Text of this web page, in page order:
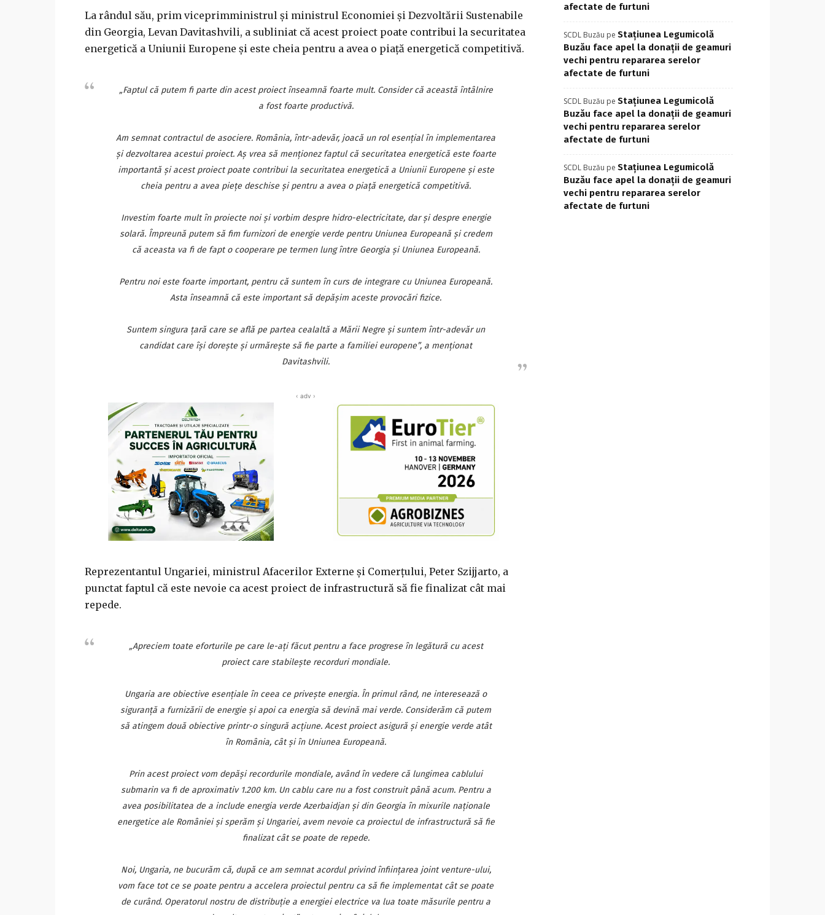
La rândul său, prim viceprimministrul şi ministrul Economiei şi Dezvoltării Sustenabile
din Georgia, Levan Davitashvili, a subliniat că acest proiect poate contribui la securitatea
energetică a Uniunii Europene şi este cheia pentru a avea o piaţă energetică competitivă.
„Faptul că putem fi parte din acest proiect înseamnă foarte mult. Consider că această întâlnire
a fost foarte productivă.
Am semnat contractul de asociere. România, într-adevăr, joacă un rol esenţial în implementarea
şi dezvoltarea acestui proiect. Aş vrea să menţionez faptul că securitatea energetică este foarte
importantă şi acest proiect poate contribui la securitatea energetică a Uniunii Europene şi este
cheia pentru a avea pieţe deschise şi pentru a avea o piaţă energetică competitivă.
Investim foarte mult în proiecte noi şi vorbim despre hidro-electricitate, dar şi despre energie
solară. Împreună putem să fim furnizori de energie verde pentru Uniunea Europeană şi credem
că aceasta va fi de fapt o cooperare pe termen lung între Georgia şi Uniunea Europeană.
Pentru noi este foarte important, pentru că suntem în curs de integrare cu Uniunea Europeană.
Asta înseamnă că este important să depăşim aceste provocări fizice.
Suntem singura ţară care se află pe partea cealaltă a Mării Negre şi suntem într-adevăr un
candidat care îşi doreşte şi urmăreşte să fie parte a familiei europene”, a menţionat
Davitashvili.
‹ adv ›
Reprezentantul Ungariei, ministrul Afacerilor Externe şi Comerţului, Peter Szijjarto, a
punctat faptul că este nevoie ca acest proiect de infrastructură să fie finalizat cât mai
repede.
„Apreciem toate eforturile pe care le-aţi făcut pentru a face progrese în legătură cu acest
proiect care stabileşte recorduri mondiale.
Ungaria are obiective esenţiale în ceea ce priveşte energia. În primul rând, ne interesează o
siguranţă a furnizării de energie şi apoi ca energia să devină mai verde. Considerăm că putem
să atingem două obiective printr-o singură acţiune. Acest proiect asigură şi energie verde atât
în România, cât şi în Uniunea Europeană.
Prin acest proiect vom depăşi recordurile mondiale, având în vedere că lungimea cablului
submarin va fi de aproximativ 1.200 km. Un cablu care nu a fost construit până acum. Pentru a
avea posibilitatea de a include energia verde Azerbaidjan şi din Georgia în mixurile naţionale
energetice ale României şi sperăm şi Ungariei, avem nevoie ca proiectul de infrastructură să fie
finalizat cât se poate de repede.
Noi, Ungaria, ne bucurăm că, după ce am semnat acordul privind înfiinţarea joint venture-ului,
vom face tot ce se poate pentru a accelera proiectul pentru ca să fie implementat cât se poate
de curând. Operatorul nostru de distribuţie a energiei electrice va lua toate măsurile pentru a
afectate de furtuni
SCDL Buzău pe Stațiunea Legumicolă
Buzău face apel la donații de geamuri
vechi pentru repararea serelor
afectate de furtuni
SCDL Buzău pe Stațiunea Legumicolă
Buzău face apel la donații de geamuri
vechi pentru repararea serelor
afectate de furtuni
SCDL Buzău pe Stațiunea Legumicolă
Buzău face apel la donații de geamuri
vechi pentru repararea serelor
afectate de furtuni